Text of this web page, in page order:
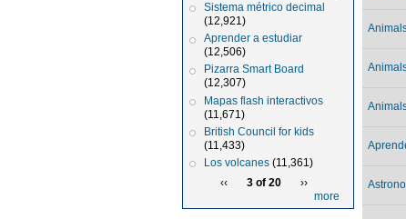
Sistema métrico decimal
(12,921)
Aprender a estudiar
(12,506)
Pizarra Smart Board
(12,307)
Mapas flash interactivos
(11,671)
British Council for kids
(11,433)
Los volcanes (11,361)
‹‹
3 of 20
››
more